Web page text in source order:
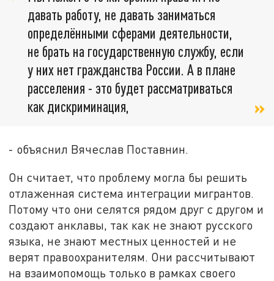
давать работу, не давать заниматься
определёнными сферами деятельности,
не брать на государственную службу, если
у них нет гражданства России. А в плане
расселения - это будет рассматриваться
как дискриминация,
- объяснил Вячеслав Поставнин.
Он считает, что проблему могла бы решить
отлаженная система интеграции мигрантов.
Потому что они селятся рядом друг с другом и
создают анклавы, так как не знают русского
языка, не знают местных ценностей и не
верят правоохранителям. Они рассчитывают
на взаимопомощь только в рамках своего